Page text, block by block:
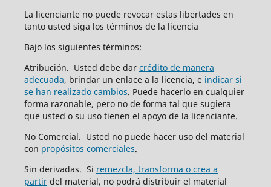
La licenciante no puede revocar estas libertades en
tanto usted siga los términos de la licencia
Bajo los siguientes términos:
Atribución. Usted debe dar crédito de manera
adecuada, brindar un enlace a la licencia, e indicar si
se han realizado cambios. Puede hacerlo en cualquier
forma razonable, pero no de forma tal que sugiera
que usted o su uso tienen el apoyo de la licenciante.
No Comercial. Usted no puede hacer uso del material
con propósitos comerciales.
Sin derivadas. Si remezcla, transforma o crea a
partirdel material, no podrá distribuir el material